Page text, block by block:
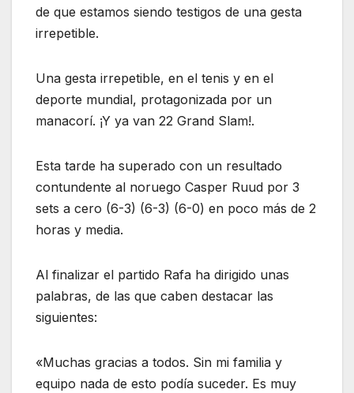
de que estamos siendo testigos de una gesta
irrepetible.
Una gesta irrepetible, en el tenis y en el
deporte mundial, protagonizada por un
manacorí. ¡Y ya van 22 Grand Slam!.
Esta tarde ha superado con un resultado
contundente al noruego Casper Ruud por 3
sets a cero (6-3) (6-3) (6-0) en poco más de 2
horas y media.
Al finalizar el partido Rafa ha dirigido unas
palabras, de las que caben destacar las
siguientes:
«Muchas gracias a todos. Sin mi familia y
equipo nada de esto podía suceder. Es muy